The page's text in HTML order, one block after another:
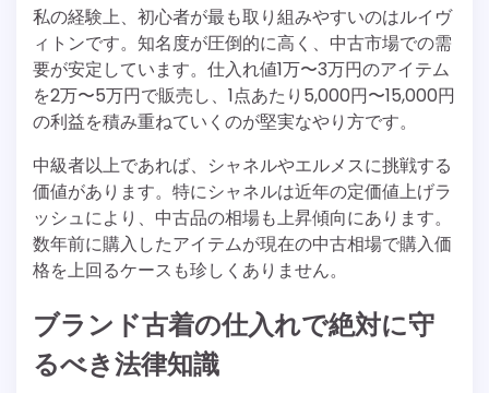
私の経験上、初心者が最も取り組みやすいのはルイヴ
ィトンです。知名度が圧倒的に高く、中古市場での需
要が安定しています。仕入れ値1万〜3万円のアイテム
を2万〜5万円で販売し、1点あたり5,000円〜15,000円
の利益を積み重ねていくのが堅実なやり方です。
中級者以上であれば、シャネルやエルメスに挑戦する
価値があります。特にシャネルは近年の定価値上げラ
ッシュにより、中古品の相場も上昇傾向にあります。
数年前に購入したアイテムが現在の中古相場で購入価
格を上回るケースも珍しくありません。
ブランド古着の仕入れで絶対に守
るべき法律知識